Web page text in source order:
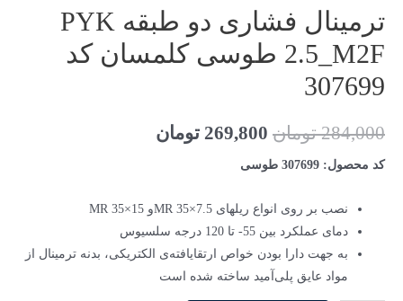
ترمینال فشاری دو طبقه PYK
2.5_M2F طوسی کلمسان کد
307699
284,000 تومان قیمت
اصلی
284,000 تومان
بود.
269,800 تومان
269,800 تومان
است.
کد محصول: 307699 طوسی
نصب بر روی انواع ریل­های MR 35×7.5و MR 35×15
دمای عملکرد بین 55- تا 120 درجه سلسیوس
به جهت دارا بودن خواص ارتقایافته‌ی الکتریکی، بدنه ترمینال از
مواد عایق پلی‌آمید ساخته شده است